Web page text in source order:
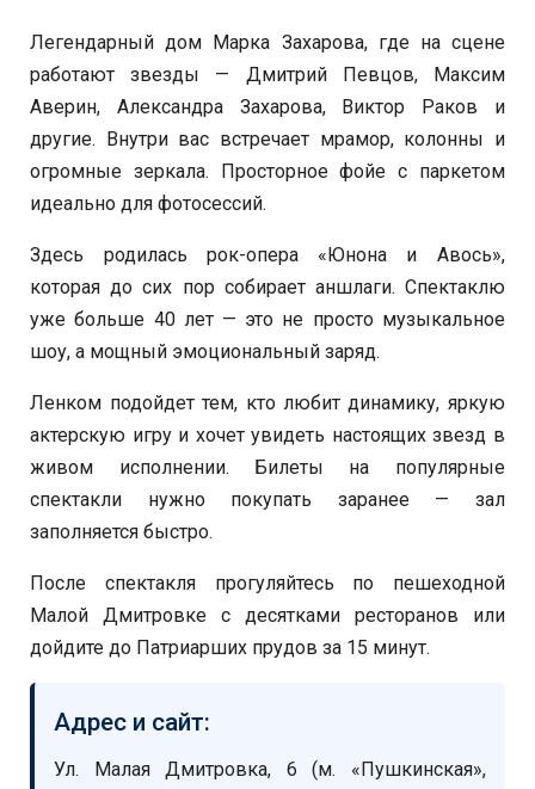
Легендарный дом Марка Захарова, где на сцене
работают звезды — Дмитрий Певцов, Максим
Аверин, Александра Захарова, Виктор Раков и
другие. Внутри вас встречает мрамор, колонны и
огромные зеркала. Просторное фойе с паркетом
идеально для фотосессий.
Здесь родилась рок-опера «Юнона и Авось»,
которая до сих пор собирает аншлаги. Спектаклю
уже больше 40 лет — это не просто музыкальное
шоу, а мощный эмоциональный заряд.
Ленком подойдет тем, кто любит динамику, яркую
актерскую игру и хочет увидеть настоящих звезд в
живом исполнении. Билеты на популярные
спектакли нужно покупать заранее — зал
заполняется быстро.
После спектакля прогуляйтесь по пешеходной
Малой Дмитровке с десятками ресторанов или
дойдите до Патриарших прудов за 15 минут.
Адрес и сайт:
Ул. Малая Дмитровка, 6 (м. «Пушкинская»,